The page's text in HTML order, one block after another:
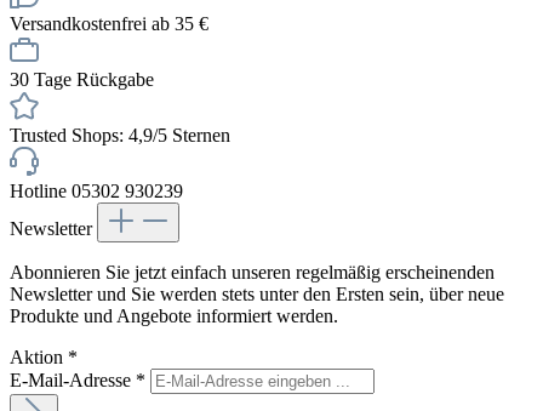
Versandkostenfrei ab 35 €
30 Tage Rückgabe
Trusted Shops: 4,9/5 Sternen
Hotline 05302 930239
Newsletter
Abonnieren Sie jetzt einfach unseren regelmäßig erscheinenden
Newsletter und Sie werden stets unter den Ersten sein, über neue
Produkte und Angebote informiert werden.
Aktion *
E-Mail-Adresse *